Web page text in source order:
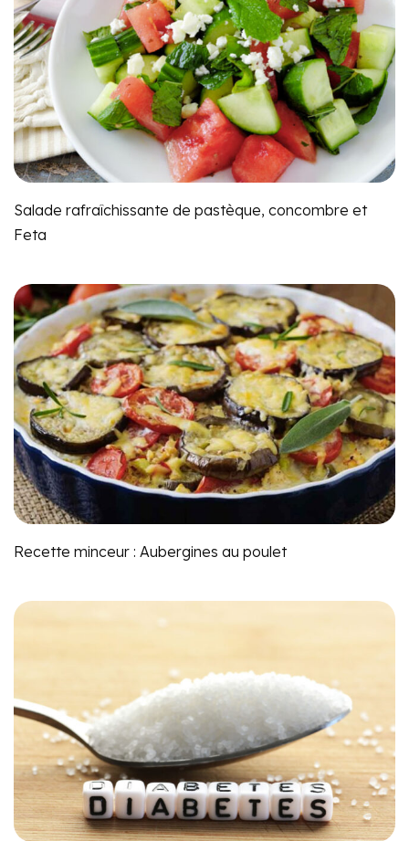
Salade rafraîchissante de pastèque, concombre et
Feta
Recette minceur : Aubergines au poulet